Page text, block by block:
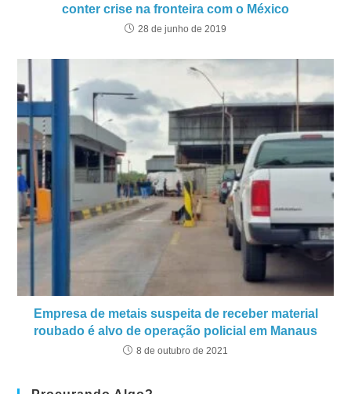
conter crise na fronteira com o México
28 de junho de 2019
Empresa de metais suspeita de receber material
roubado é alvo de operação policial em Manaus
8 de outubro de 2021